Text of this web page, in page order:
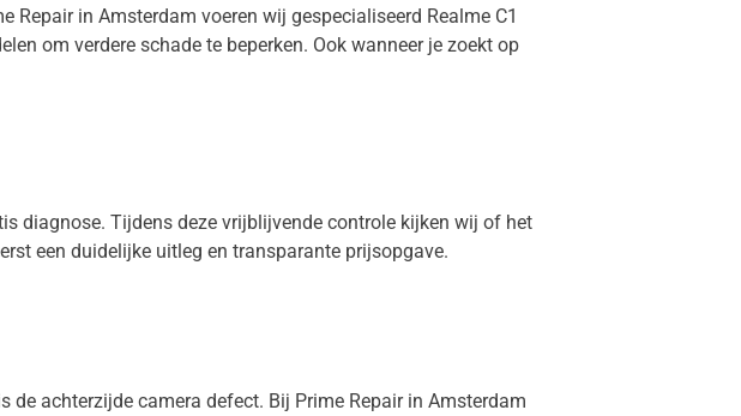
Repair in Amsterdam voeren wij gespecialiseerd Realme C1
om verdere schade te beperken. Ook wanneer je zoekt op
diagnose. Tijdens deze vrijblijvende controle kijken wij of het
een duidelijke uitleg en transparante prijsopgave.
de achterzijde camera defect. Bij Prime Repair in Amsterdam